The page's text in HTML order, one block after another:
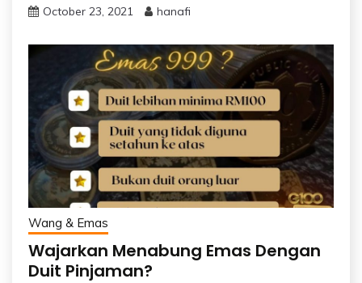
October 23, 2021 hanafi
Wang & Emas
Wajarkan Menabung Emas Dengan
Duit Pinjaman?